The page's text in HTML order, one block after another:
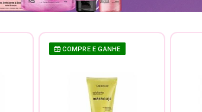
COMPRE E GANHE